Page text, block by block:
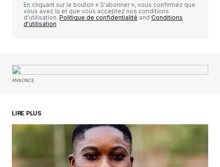
Enregistrer mon nom, mon e-mail et mon
commentaire.
SUBMIT COMMENT
En cliquant sur le bouton « S'abonner », vous confirmez que
vous avez lu et que vous acceptez nos conditions
d'utilisation. Politique de confidentialité and Conditions
d'utilisation
ANNONCE
LIRE PLUS